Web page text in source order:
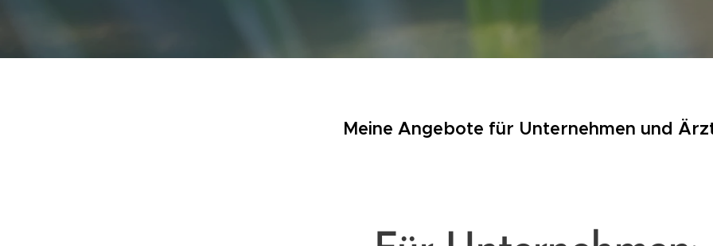
Meine Angebote für Unternehmen und